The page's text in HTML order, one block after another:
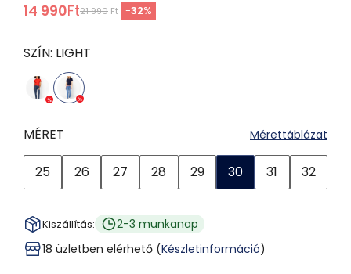
14 990Ft21 990 Ft -32%
SZÍN: LIGHT
MÉRET Mérettáblázat
25 26 27 28 29 30 31 32
Kiszállítás:
2-3 munkanap
18 üzletben elérhető (Készletinformáció)